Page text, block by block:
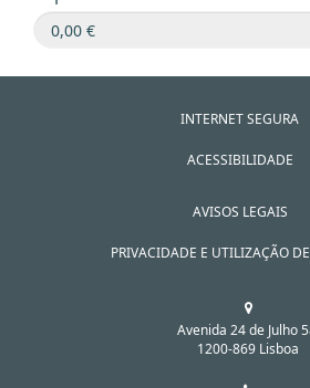
INTERNET SEGURA
ACESSIBILIDADE
AVISOS LEGAIS
PRIVACIDADE E UTILIZAÇÃO
Avenida 24 de Julho
1200-869 Lisboa